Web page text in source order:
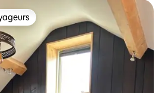
les plus appréciés